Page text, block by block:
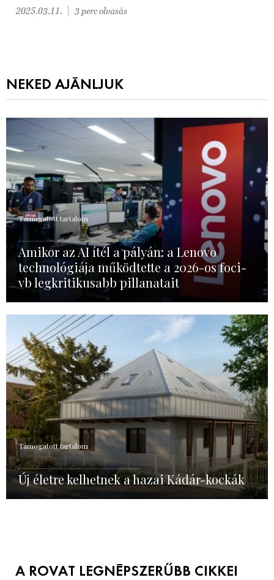
2025.03.11. 3 perc olvasás
NEKED AJÁNLJUK
Támogatott tartalom
Amikor az AI ítél a pályán: a Lenovo
technológiája működtette a 2026-os foci-
vb legkritikusabb pillanatait
Támogatott tartalom
Új életre kelhetnek a hazai Kádár-kockák
A ROVAT LEGNÉPSZERŰBB CIKKEI